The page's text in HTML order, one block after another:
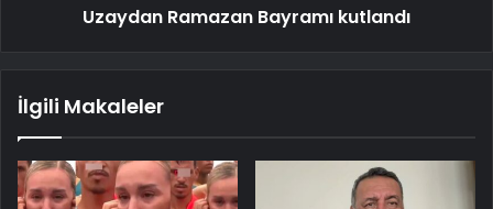
Uzaydan Ramazan Bayramı kutlandı
İlgili Makaleler